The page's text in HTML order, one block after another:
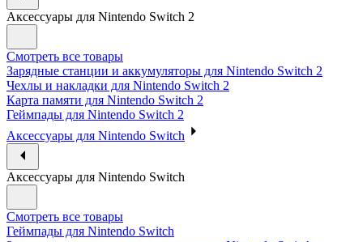
Аксессуары для Nintendo Switch 2
Смотреть все товары
Зарядные станции и аккумуляторы для Nintendo Switch 2
Чехлы и накладки для Nintendo Switch 2
Карта памяти для Nintendo Switch 2
Геймпады для Nintendo Switch 2
Аксессуары для Nintendo Switch
Аксессуары для Nintendo Switch
Смотреть все товары
Геймпады для Nintendo Switch